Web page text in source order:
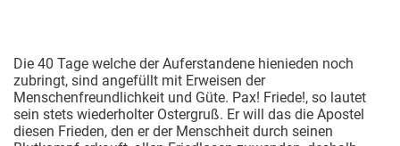
Die 40 Tage welche der Auferstandene hienieden noch
zubringt, sind angefüllt mit Erweisen der
Menschenfreundlichkeit und Güte. Pax! Friede!, so lautet
sein stets wiederholter Ostergruß. Er will das die Apostel
diesen Frieden, den er der Menschheit durch seinen